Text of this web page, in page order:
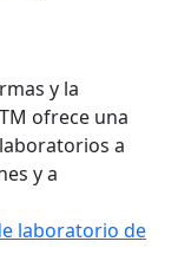
y la
ofrece una
a
y a
laboratorio de